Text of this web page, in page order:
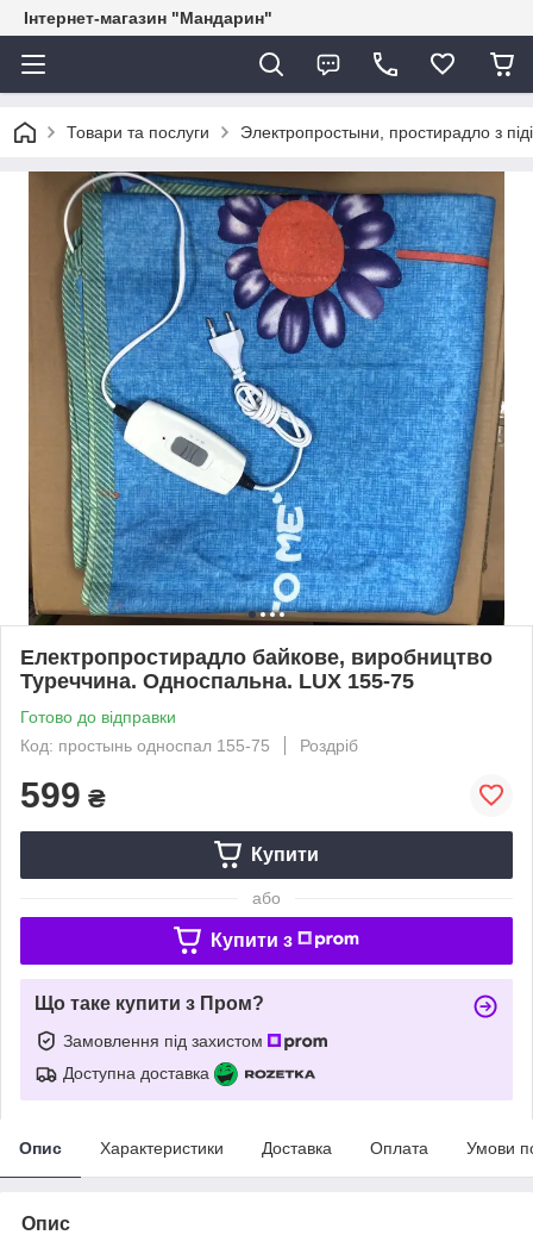
Інтернет-магазин "Мандарин"
Товари та послуги Электропростыни, простирадло з
Електропростирадло байкове, виробництво
Туреччина. Односпальна. LUX 155-75
Готово до відправки
Код: простынь односпал 155-75
Роздріб
599 ₴
Купити
або
Купити з
Що таке купити з Пром?
Замовлення під захистом
Доступна доставка
Опис Характеристики Доставка Оплата Умови
Опис